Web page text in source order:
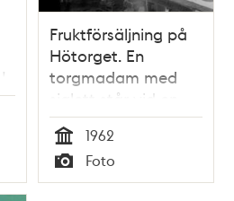
Fruktförsäljning på
Hötorget. En
torgmadam med
sjalett står vid en
rad äppellådor med
texten ""Kiviks
frukt""
Tid
1962
Typ
Foto